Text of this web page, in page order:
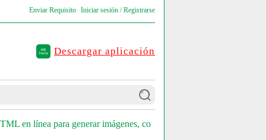
Enviar Requisito Iniciar sesión / Registrarse
Descargar aplicación
en línea para generar imágenes, co